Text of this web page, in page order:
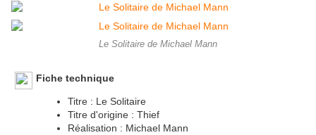
Le Solitaire de Michael Mann
Fiche technique
Titre : Le Solitaire
Titre d'origine : Thief
Réalisation : Michael Mann